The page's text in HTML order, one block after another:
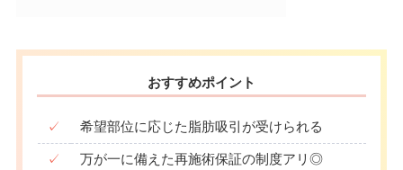
おすすめポイント
✓ 希望部位に応じた脂肪吸引が受けられる
✓ 万が一に備えた再施術保証の制度アリ◎